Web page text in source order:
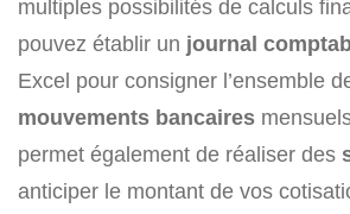
multiples possibilités de calculs
pouvez établir un journal
Excel pour consigner l’ensemble
mouvements bancaires
permet également de réaliser des
anticiper le montant de vos